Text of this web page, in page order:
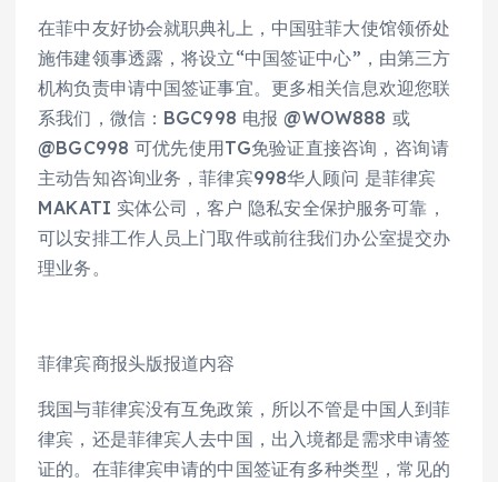
在菲中友好协会就职典礼上，中国驻菲大使馆领侨处
施伟建领事透露，将设立“中国签证中心”，由第三方
机构负责申请中国签证事宜。更多相关信息欢迎您联
系我们，微信：BGC998 电报 @WOW888 或
@BGC998 可优先使用TG免验证直接咨询，咨询请
主动告知咨询业务，菲律宾998华人顾问 是菲律宾
MAKATI 实体公司，客户 隐私安全保护服务可靠，
可以安排工作人员上门取件或前往我们办公室提交办
理业务。
菲律宾商报头版报道内容
我国与菲律宾没有互免政策，所以不管是中国人到菲
律宾，还是菲律宾人去中国，出入境都是需求申请签
证的。在菲律宾申请的中国签证有多种类型，常见的